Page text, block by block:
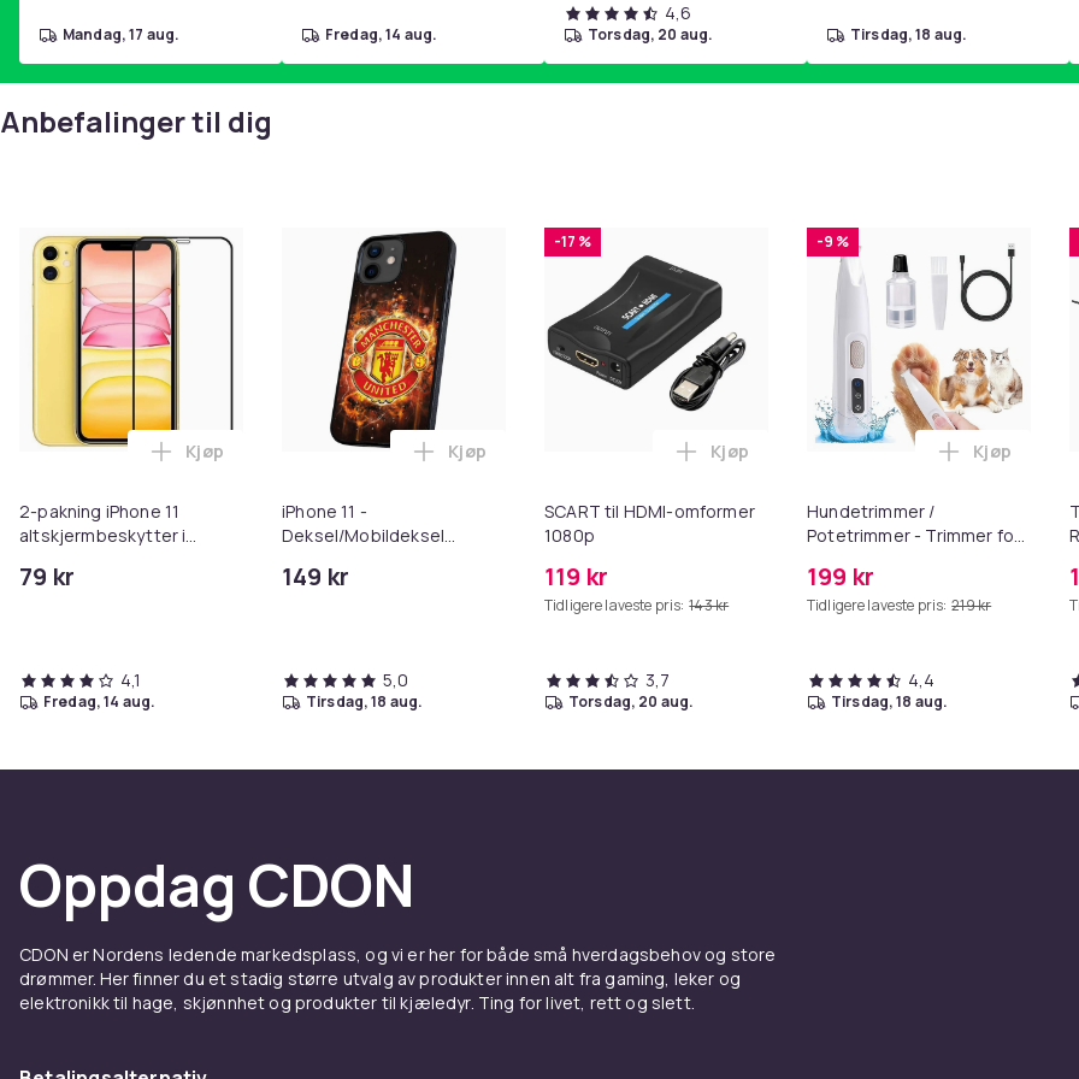
mandag, 17 aug. fredag, 14 aug.
4,6
torsdag, 20 aug. tirsdag, 18 aug.
Anbefalinger til dig
2-pakning iPhone 11
altskjermbeskytter i
79 kr
Legg 2-pakning iPhone 11 altskjermbeskytter i herdet glass i handlekurven
Kjøp
4,1
fredag, 14 aug.
iPhone 11 -
Deksel/Mobildeksel
149 kr
Legg iPhone 11 - Deksel/Mobildeksel Manchester United i handlekurven
Kjøp
5,0
tirsdag, 18 aug.
-17 %
SCART til HDMI-omformer
1080p
119 kr
Tidligere laveste pris: 143 kr
Legg SCART til HDMI-omformer 1080p i
Kjøp
3,7
torsdag, 20 aug.
-9 %
Hundetrimmer /
Potetrimmer - Trimmer for
199 kr
Tidligere laveste pris: 219 kr
Legg
Kjøp
4,4
tirsdag, 18 aug.
Oppdag CDON
CDON er Nordens ledende markedsplass, og vi er her for både små hverdagsbehov og store
drømmer. Her finner du et stadig større utvalg av produkter innen alt fra gaming, leker og
elektronikk til hage, skjønnhet og produkter til kjæledyr. Ting for livet, rett og slett.